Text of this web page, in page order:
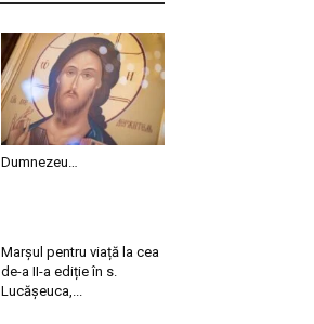
Dumnezeu…
Marșul pentru viață la cea
de-a II-a ediție în s.
Lucășeuca,...